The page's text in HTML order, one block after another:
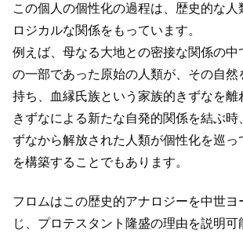
この個人の個性化の過程は、歴史的な人
ロジカルな関係をもっています。
例えば、母なる大地との密接な関係の中
の一部であった原始の人類が、その自然
持ち、血縁氏族という家族的きずなを離
きずなによる新たな自発的関係を結ぶ時
ずなから解放された人類が個性化を巡っ
を構築することでもあります。
フロムはこの歴史的アナロジーを中世ヨ
じ、プロテスタント隆盛の理由を説明可